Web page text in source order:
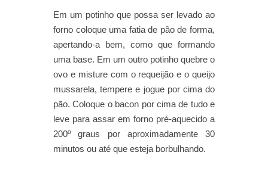
Em um potinho que possa ser levado ao
forno coloque uma fatia de pão de forma,
apertando-a bem, como que formando
uma base. Em um outro potinho quebre o
ovo e misture com o requeijão e o queijo
mussarela, tempere e jogue por cima do
pão. Coloque o bacon por cima de tudo e
leve para assar em forno pré-aquecido a
200º graus por aproximadamente 30
minutos ou até que esteja borbulhando.